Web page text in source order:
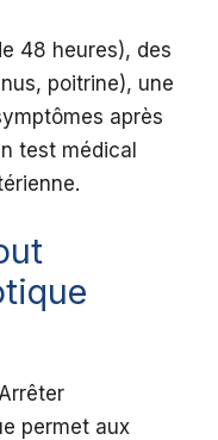
48 heures), des
poitrine), une
après
test médical
permet aux